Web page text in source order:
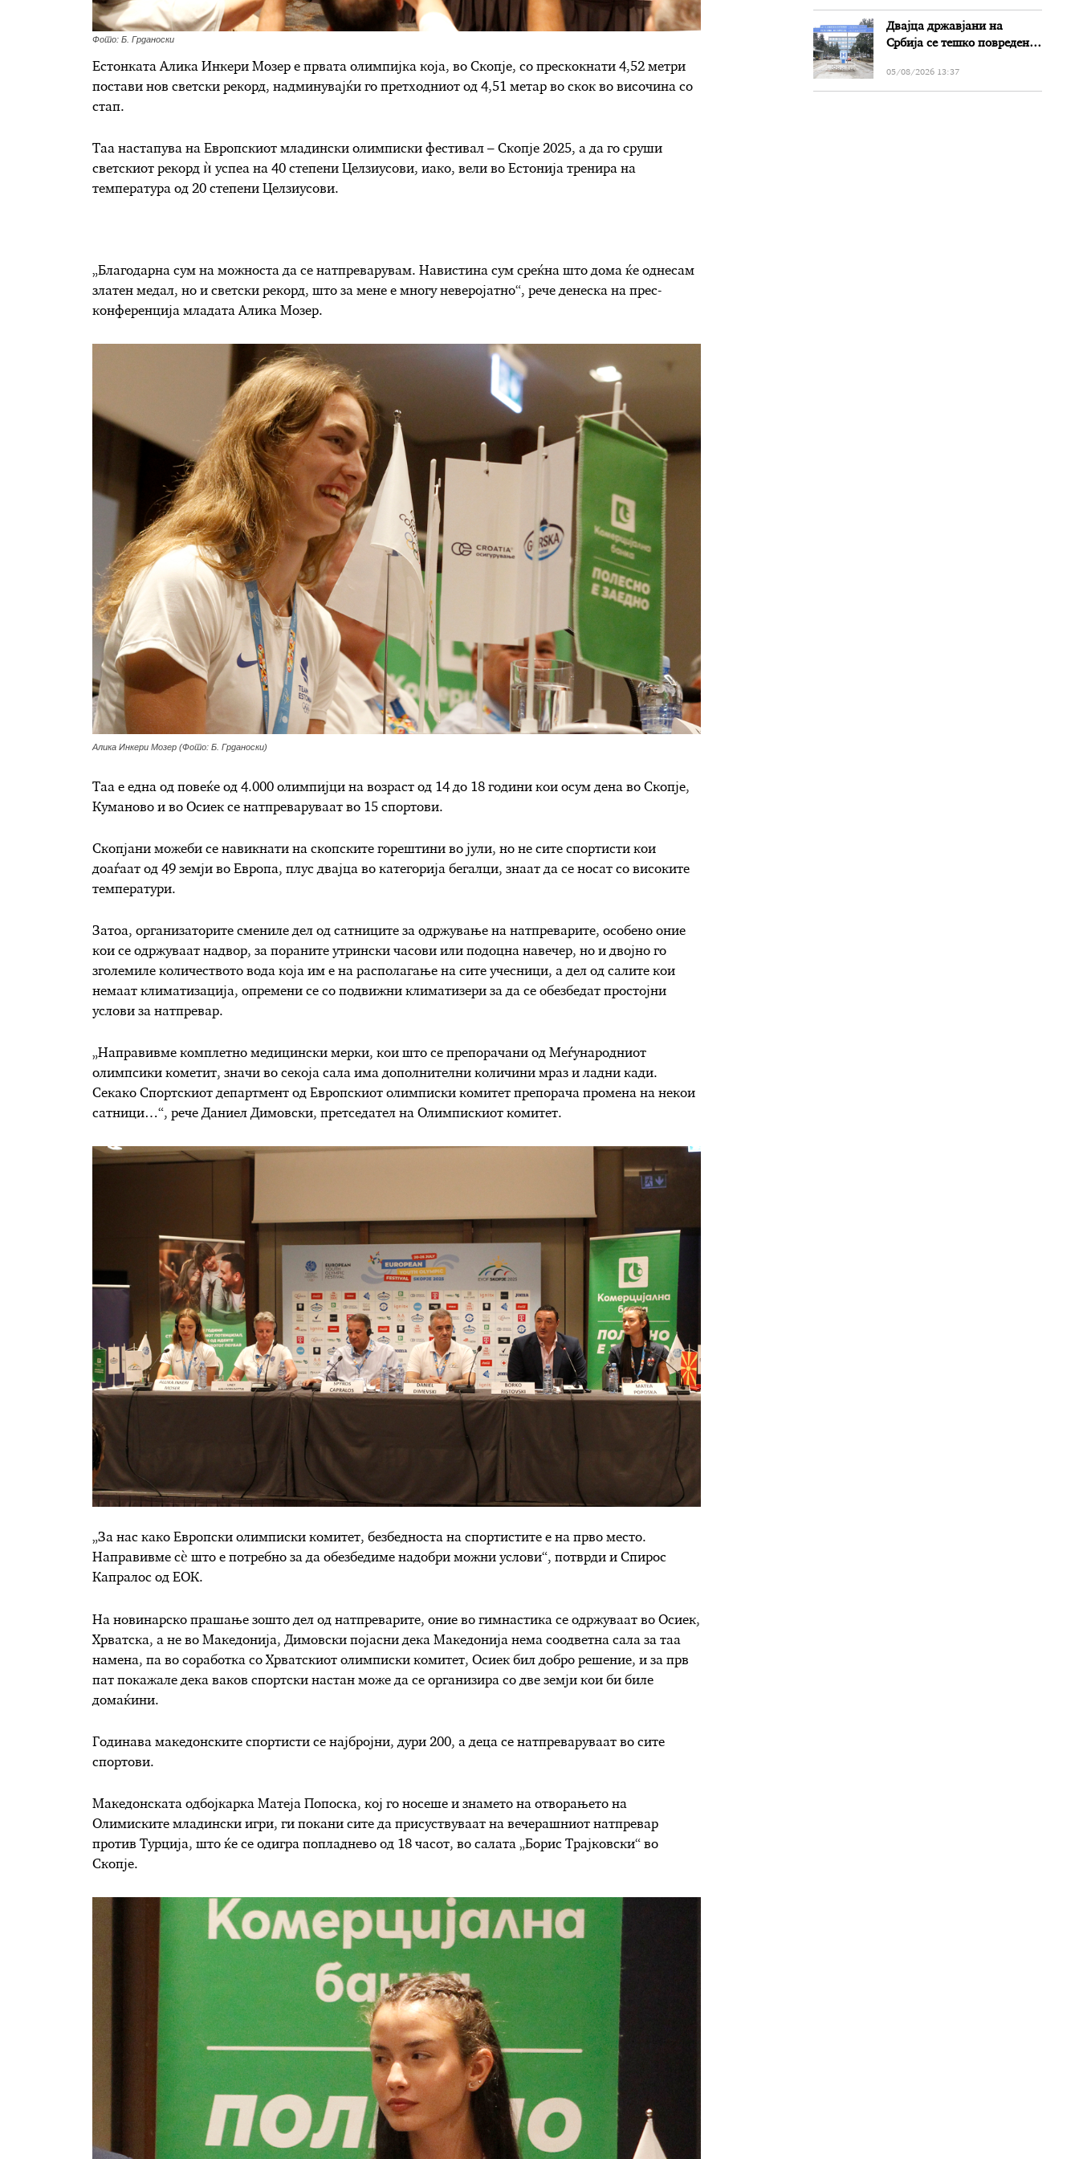
Фото: Б. Грданоски
Естонката Алика Инкери Мозер е првата олимпијка која, во Скопје, со прескокнати 4,52 метри
постави нов светски рекорд, надминувајќи го претходниот од 4,51 метар во скок во височина со
стап.
Таа настапува на Европскиот младински олимписки фестивал – Скопје 2025, а да го сруши
светскиот рекорд ѝ успеа на 40 степени Целзиусови, иако, вели во Естонија тренира на
температура од 20 степени Целзиусови.
„Благодарна сум на можноста да се натпреварувам. Навистина сум среќна што дома ќе однесам
златен медал, но и светски рекорд, што за мене е многу неверојатно“, рече денеска на прес-
конференција младата Алика Мозер.
Алика Инкери Мозер (Фото: Б. Грданоски)
Таа е една од повеќе од 4.000 олимпијци на возраст од 14 до 18 години кои осум дена во Скопје,
Куманово и во Осиек се натпреваруваат во 15 спортови.
Скопјани можеби се навикнати на скопските горештини во јули, но не сите спортисти кои
доаѓаат од 49 земји во Европа, плус двајца во категорија бегалци, знаат да се носат со високите
температури.
Затоа, организаторите смениле дел од сатниците за одржување на натпреварите, особено оние
кои се одржуваат надвор, за пораните утрински часови или подоцна навечер, но и двојно го
зголемиле количеството вода која им е на располагање на сите учесници, а дел од салите кои
немаат климатизација, опремени се со подвижни климатизери за да се обезбедат простојни
услови за натпревар.
„Направивме комплетно медицински мерки, кои што се препорачани од Меѓународниот
олимпсики кометит, значи во секоја сала има дополнителни количини мраз и ладни кади.
Секако Спортскиот департмент од Европскиот олимписки комитет препорача промена на некои
сатници…“, рече Даниел Димовски, претседател на Олимпискиот комитет.
„За нас како Европски олимписки комитет, безбедноста на спортистите е на прво место.
Направивме сѐ што е потребно за да обезбедиме надобри можни услови“, потврди и Спирос
Капралос од ЕОК.
На новинарско прашање зошто дел од натпреварите, оние во гимнастика се одржуваат во Осиек,
Хрватска, а не во Македонија, Димовски појасни дека Македонија нема соодветна сала за таа
намена, па во соработка со Хрватскиот олимписки комитет, Осиек бил добро решение, и за прв
пат покажале дека ваков спортски настан може да се организира со две земји кои би биле
домаќини.
Годинава македонските спортисти се најбројни, дури 200, а деца се натпреваруваат во сите
спортови.
Македонската одбојкарка Матеја Попоска, кој го носеше и знамето на отворањето на
Олимиските младински игри, ги покани сите да присуствуваат на вечерашниот натпревар
против Турција, што ќе се одигра попладнево од 18 часот, во салата „Борис Трајковски“ во
Скопје.
Двајца државјани на
Србија се тешко повредени
Прилеп-Битола
05/08/2026 13:37